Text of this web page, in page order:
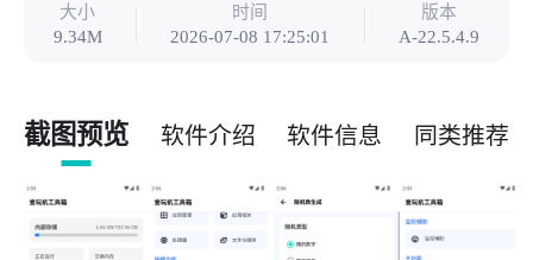
大小
9.34M
时间
2026-07-08 17:25:01
版本
A-22.5.4.9
截图预览 软件介绍 软件信息 同类推荐